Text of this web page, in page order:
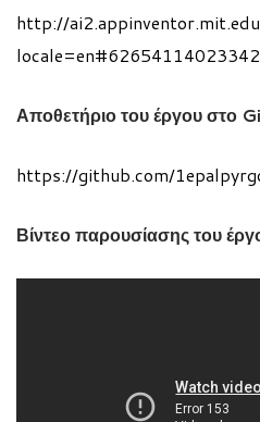
http://
Αποθετήριο του έργου στο
https://github.com/
Βίντεο παρουσίασης του